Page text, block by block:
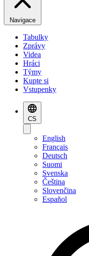
Navigace
Tabulky
Zprávy
Videa
Hráci
Týmy
Kupte si
Vstupenky
CS
English
Français
Deutsch
Suomi
Svenska
Čeština
Slovenčina
Español